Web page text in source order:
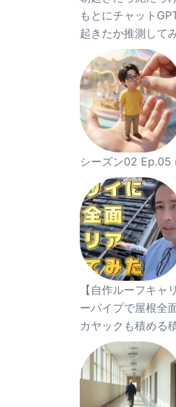
もとにチャット
起きたか推測して
シーズン02 Ep.05
【自作ルーフキャ
ーパイプで屋根全
カヤックも積める